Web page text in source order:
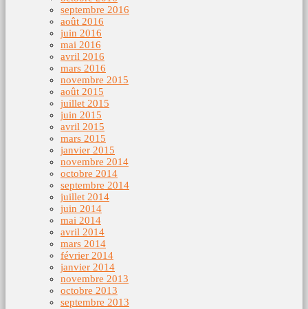
septembre 2016
août 2016
juin 2016
mai 2016
avril 2016
mars 2016
novembre 2015
août 2015
juillet 2015
juin 2015
avril 2015
mars 2015
janvier 2015
novembre 2014
octobre 2014
septembre 2014
juillet 2014
juin 2014
mai 2014
avril 2014
mars 2014
février 2014
janvier 2014
novembre 2013
octobre 2013
septembre 2013